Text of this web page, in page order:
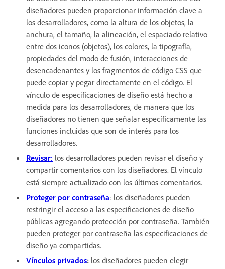
diseñadores pueden proporcionar información clave a
los desarrolladores, como la altura de los objetos, la
anchura, el tamaño, la alineación, el espaciado relativo
entre dos iconos (objetos), los colores, la tipografía,
propiedades del modo de fusión, interacciones de
desencadenantes y los fragmentos de código CSS que
puede copiar y pegar directamente en el código. El
vínculo de especificaciones de diseño está hecho a
medida para los desarrolladores, de manera que los
diseñadores no tienen que señalar específicamente las
funciones incluidas que son de interés para los
desarrolladores.
Revisar: los desarrolladores pueden revisar el diseño y
compartir comentarios con los diseñadores. El vínculo
está siempre actualizado con los últimos comentarios.
Proteger por contraseña: los diseñadores pueden
restringir el acceso a las especificaciones de diseño
públicas agregando protección por contraseña. También
pueden proteger por contraseña las especificaciones de
diseño ya compartidas.
Vínculos privados: los diseñadores pueden elegir